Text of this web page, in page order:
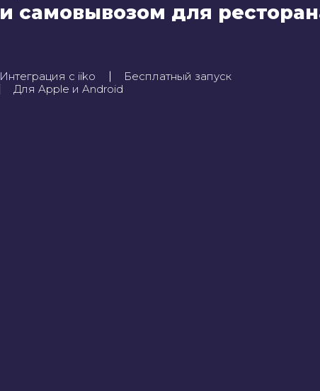
и самовывозом для
Интеграция с iiko
Бесплатный запуск
Для Apple и Android